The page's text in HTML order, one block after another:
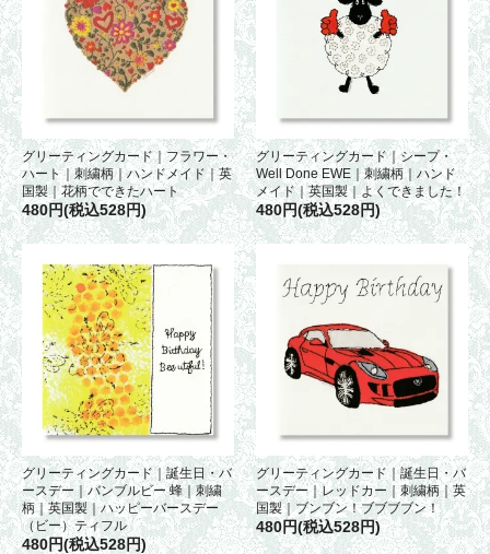
グリーティングカード｜フラワー・
ハート｜刺繍柄｜ハンドメイド｜英
国製｜花柄でできたハート
480円(税込528円)
グリーティングカード｜シープ・
Well Done EWE｜刺繍柄｜ハンド
メイド｜英国製｜よくできました！
480円(税込528円)
グリーティングカード｜誕生日・バ
ースデー｜バンブルビー 蜂｜刺繍
柄｜英国製｜ハッピーバースデー
（ビー）ティフル
480円(税込528円)
グリーティングカード｜誕生日・バ
ースデー｜レッドカー｜刺繍柄｜英
国製｜ブンブン！ブブブブン！
480円(税込528円)